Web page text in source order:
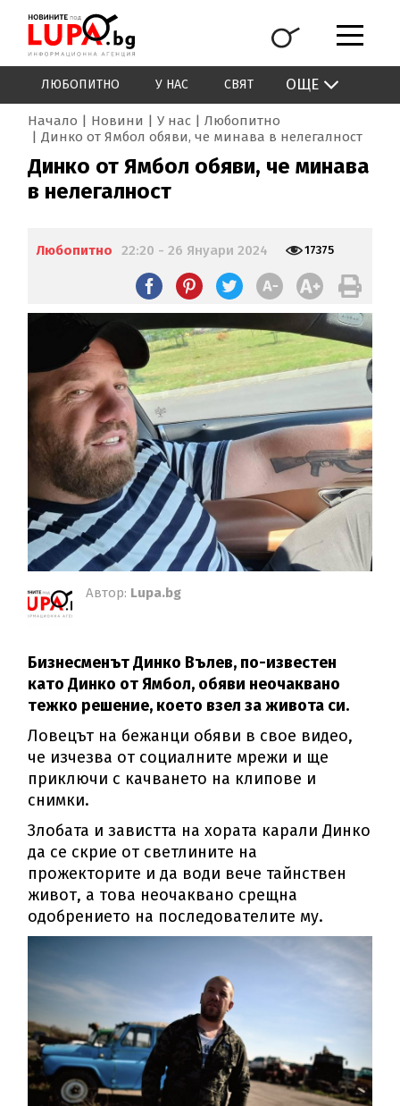
ЛЮБОПИТНО У НАС СВЯТ ОЩЕ
Начало Новини У нас
Любопитно
Динко от Ямбол обяви, че минава в нелегалност
Динко от Ямбол обяви, че минава
в нелегалност
Любопитно 22:20 - 26 Януари 2024 17375
Автор: Lupa.bg
Бизнесменът Динко Вълев, по-известен
като Динко от Ямбол, обяви нeочаквано
тежко решение, което взел за живота си.
Ловецът на бежанци обяви в свое видео,
че изчезва от социалните мрежи и ще
приключи с качването на клипове и
снимки.
Злобата и завистта на хората карали Динко
да се скрие от светлините на
прожекторите и да води вече тайнствен
живот, а това неочаквано срещна
одобрението на последователите му.